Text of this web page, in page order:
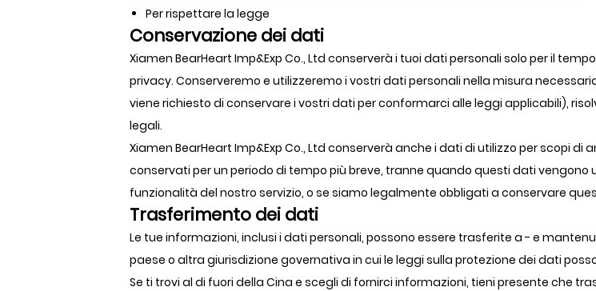
Per rispettare la legge
Conservazione dei dati
Xiamen BearHeart Imp&Exp Co., Ltd conserverà i tuoi dati personali solo per il
privacy. Conserveremo e utilizzeremo i vostri dati personali nella misura
viene richiesto di conservare i vostri dati per conformarci alle leggi applicabili),
legali.
Xiamen BearHeart Imp&Exp Co., Ltd conserverà anche i dati di utilizzo per scopi
conservati per un periodo di tempo più breve, tranne quando questi dati
funzionalità del nostro servizio, o se siamo legalmente obbligati a conservare
Trasferimento dei dati
Le tue informazioni, inclusi i dati personali, possono essere trasferite a - e
paese o altra giurisdizione governativa in cui le leggi sulla protezione dei dati
Se ti trovi al di fuori della Cina e scegli di fornirci informazioni, tieni presente che